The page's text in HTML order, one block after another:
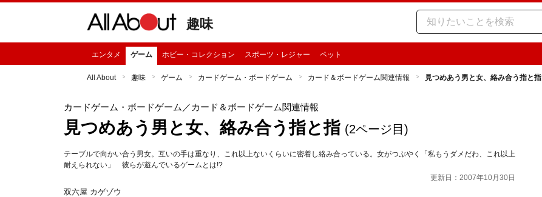
趣味
エンタメ ゲーム ホビー・コレクション スポーツ・レジャー ペット
All About 趣味 ゲーム カードゲーム・ボードゲーム カード＆ボードゲーム関連情報 見つめあう男と女、絡み合う指と指
カードゲーム・ボードゲーム ／カード＆ボードゲーム関連情報
見つめあう男と女、絡み合う指と指 (2ページ目)
テーブルで向かい合う男女。互いの手は重なり、これ以上ないくらいに密着し絡み合っている。女がつぶやく「私もうダメだわ、これ以上
耐えられない」 彼らが遊んでいるゲームとは!?
更新日：2007年10月30日
双六屋 カゲゾウ